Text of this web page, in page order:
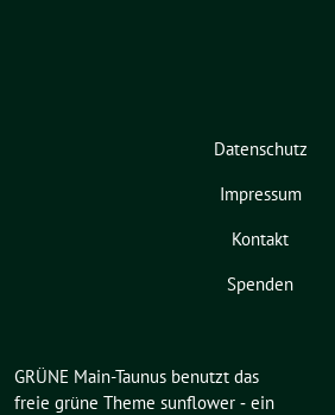
Datenschutz
Impressum
Kontakt
Spenden
GRÜNE Main-Taunus benutzt das
freie grüne Theme sunflower ‐ ein